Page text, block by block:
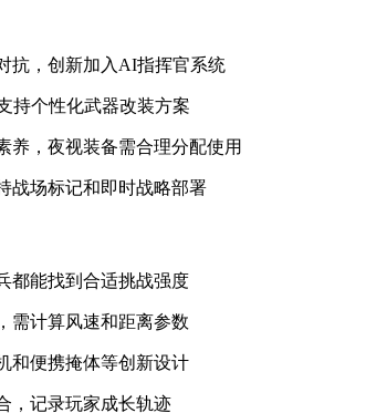
抗，创新加入AI指挥官系统
持个性化武器改装方案
养，夜视装备需合理分配使用
战场标记和即时战略部署
都能找到合适挑战强度
需计算风速和距离参数
和便携掩体等创新设计
，记录玩家成长轨迹